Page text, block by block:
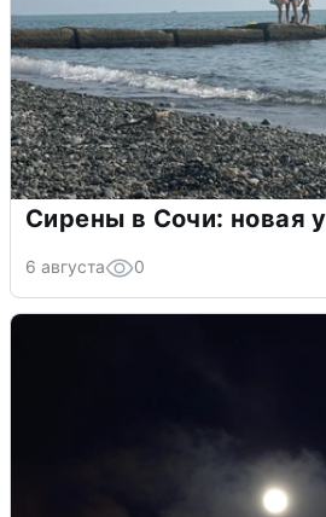
Сирены в Сочи: новая
6 августа 0